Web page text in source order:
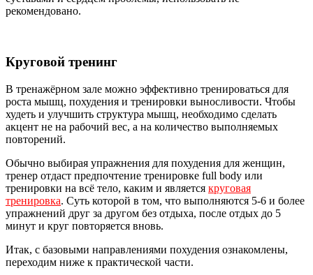
рекомендовано.
Круговой тренинг
В тренажёрном зале можно эффективно тренироваться для
роста мышц, похудения и тренировки выносливости. Чтобы
худеть и улучшить структура мышц, необходимо сделать
акцент не на рабочий вес, а на количество выполняемых
повторений.
Обычно выбирая упражнения для похудения для женщин,
тренер отдаст предпочтение тренировке full body или
тренировки на всё тело, каким и является круговая
тренировка. Суть которой в том, что выполняются 5-6 и более
упражнений друг за другом без отдыха, после отдых до 5
минут и круг повторяется вновь.
Итак, с базовыми направлениями похудения ознакомлены,
переходим ниже к практической части.